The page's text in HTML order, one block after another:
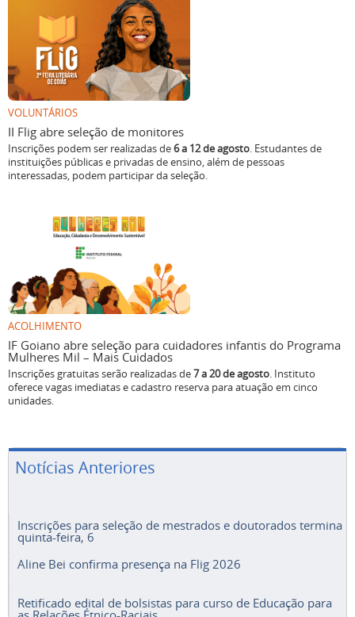
VOLUNTÁRIOS
II Flig abre seleção de monitores
Inscrições podem ser realizadas de6 a 12 de agosto. Estudantes de
instituições públicas e privadas de ensino, além de pessoas
interessadas, podem participar da seleção.
ACOLHIMENTO
IF Goiano abre seleção para cuidadores infantis do Programa
Mulheres Mil – Mais Cuidados
Inscrições gratuitas serão realizadas de7 a 20 de agosto. Instituto
oferece vagas imediatas e cadastro reserva para atuação em cinco
unidades.
Notícias Anteriores
Inscrições para seleção de mestrados e doutorados termina
quinta-feira, 6
Aline Bei confirma presença na Flig 2026
Retificado edital de bolsistas para curso de Educação para